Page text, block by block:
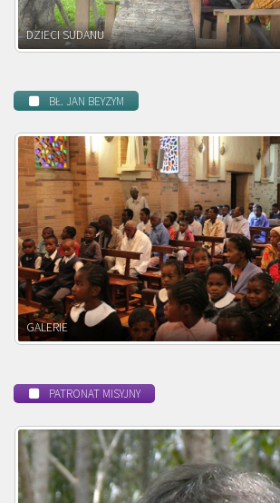
DZIECI ZAMBII
BŁ. JAN BEYZYM
POWOŁANIE MISYJNE
PATRONAT MISYJNY